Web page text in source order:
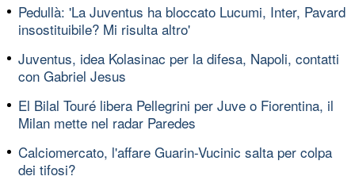
Pedullà: 'La Juventus ha bloccato Lucumi, Inter, Pavard
insostituibile? Mi risulta altro'
Juventus, idea Kolasinac per la difesa, Napoli, contatti
con Gabriel Jesus
El Bilal Touré libera Pellegrini per Juve o Fiorentina, il
Milan mette nel radar Paredes
Calciomercato, l'affare Guarin-Vucinic salta per colpa
dei tifosi?